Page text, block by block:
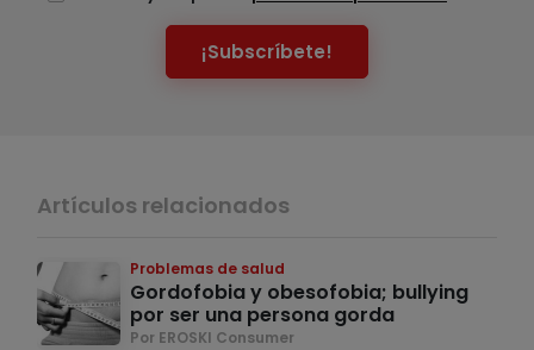
¡Subscríbete!
Artículos relacionados
Problemas de salud
Gordofobia y obesofobia; bullying
por ser una persona gorda
Por EROSKI Consumer